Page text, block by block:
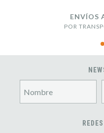
ENVÍOS
POR